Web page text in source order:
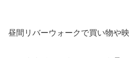
昼間リバーウォークで買い物や